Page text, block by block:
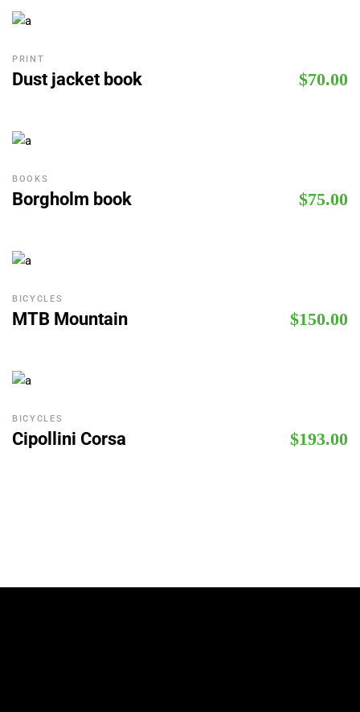
PRINT
Dust jacket book $70.00
BOOKS
Borgholm book $75.00
BICYCLES
MTB Mountain $150.00
BICYCLES
Cipollini Corsa $193.00